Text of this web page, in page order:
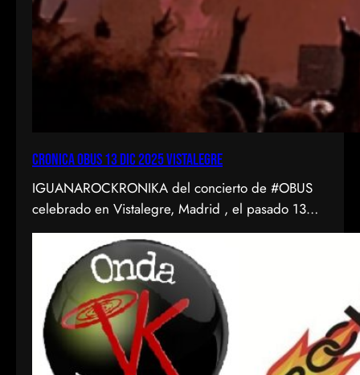
CRONICA OBUS 13 DIC 2025 VISTALEGRE
IGUANAROCKRONIKA del concierto de #OBUS
celebrado en Vistalegre, Madrid , el pasado 13
diciembre de 2025